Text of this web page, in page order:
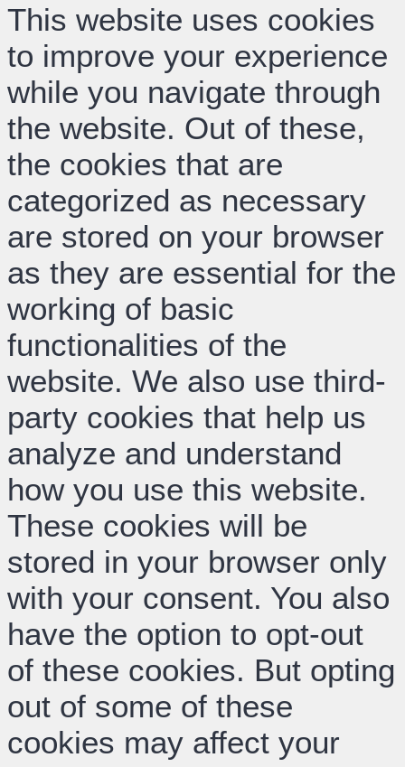
This website uses cookies
to improve your experience
while you navigate through
the website. Out of these,
the cookies that are
categorized as necessary
are stored on your browser
as they are essential for the
working of basic
functionalities of the
website. We also use third-
party cookies that help us
analyze and understand
how you use this website.
These cookies will be
stored in your browser only
with your consent. You also
have the option to opt-out
of these cookies. But opting
out of some of these
cookies may affect your